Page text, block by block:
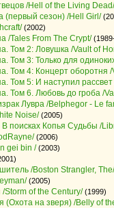
/Hell of the Living Dead/
(первый сезон) /Hell Girl/
(2002)
/Tales From The Crypt/
Том 2: Ловушка /Vault of
Том 3: Только для
Том 4: Концерт оборотня
Том 5: И наступил
Том 6. Любовь до гроба /
Лувра /Belphegor - Le
Noise/(2005)
В поисках Копья Судьбы /
(2006)
gei bin /(2003)
/Boston Strangler, The/
(2005)
/Storm of the Century/(1999)
(Охота на зверя) /Belly of